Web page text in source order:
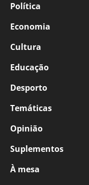
Política
Economia
Cultura
Educação
Desporto
Temáticas
Opinião
Suplementos
À mesa